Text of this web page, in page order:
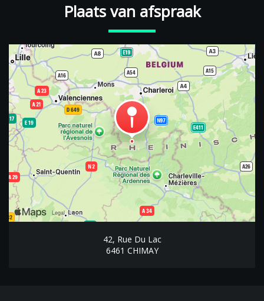
Plaats van afspraak
42, Rue Du Lac
6461 CHIMAY